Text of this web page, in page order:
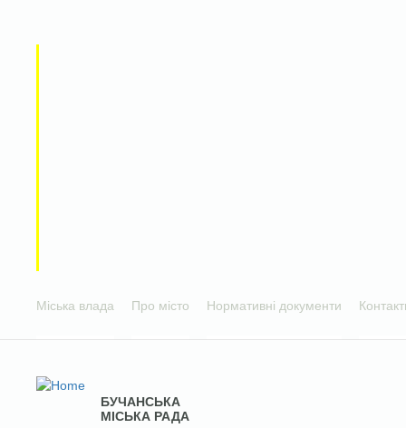
Міська влада Про місто Нормативні документи
БУЧАНСЬКА
МІСЬКА РАДА